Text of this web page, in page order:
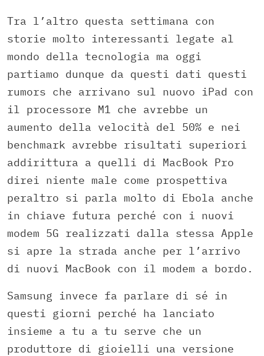
Tra l’altro questa settimana con
storie molto interessanti legate al
mondo della tecnologia ma oggi
partiamo dunque da questi dati questi
rumors che arrivano sul nuovo iPad con
il processore M1 che avrebbe un
aumento della velocità del 50% e nei
benchmark avrebbe risultati superiori
addirittura a quelli di MacBook Pro
direi niente male come prospettiva
peraltro si parla molto di Ebola anche
in chiave futura perché con i nuovi
modem 5G realizzati dalla stessa Apple
si apre la strada anche per l’arrivo
di nuovi MacBook con il modem a bordo.
Samsung invece fa parlare di sé in
questi giorni perché ha lanciato
insieme a tu a tu serve che un
produttore di gioielli una versione